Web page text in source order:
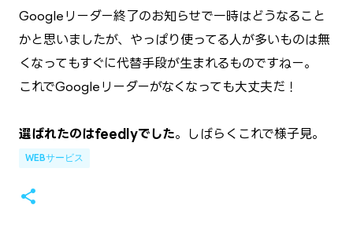
Googleリーダー終了のお知らせで一時はどうなること
かと思いましたが、やっぱり使ってる人が多いものは無
くなってもすぐに代替手段が生まれるものですねー。
これでGoogleリーダーがなくなっても大丈夫だ！
選ばれたのはfeedlyでした。しばらくこれで様子見。
WEBサービス